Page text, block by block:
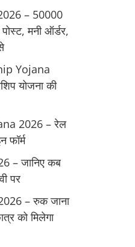
– 50000
मनी ऑर्डर,
Yojana
योजना की
2026 – रेल
फॉर्म
– जानिए कब
पर
– रुक जाना
को मिलेगा